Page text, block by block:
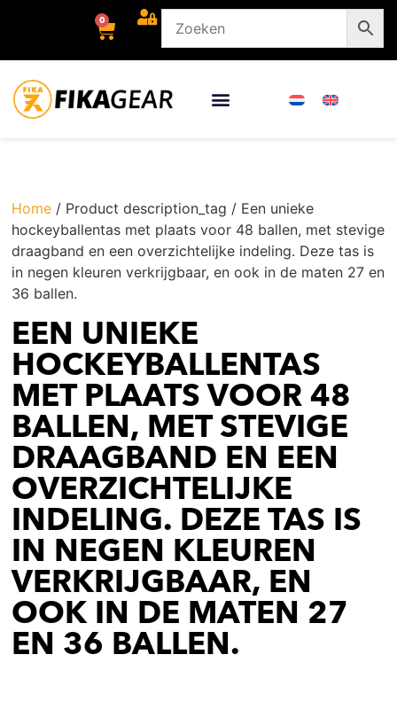
0
Home / Product description_tag / Een unieke
hockeyballentas met plaats voor 48 ballen, met stevige
draagband en een overzichtelijke indeling. Deze tas is
in negen kleuren verkrijgbaar, en ook in de maten 27 en
36 ballen.
EEN UNIEKE
HOCKEYBALLENTAS
MET PLAATS VOOR 48
BALLEN, MET STEVIGE
DRAAGBAND EN EEN
OVERZICHTELIJKE
INDELING. DEZE TAS IS
IN NEGEN KLEUREN
VERKRIJGBAAR, EN
OOK IN DE MATEN 27
EN 36 BALLEN.